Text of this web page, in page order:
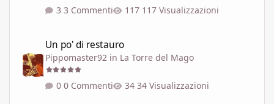
3 Commenti 117 Visualizzazioni
Un po' di restauro
Pippomaster92 in La Torre del Mago
0 Commenti 34 Visualizzazioni